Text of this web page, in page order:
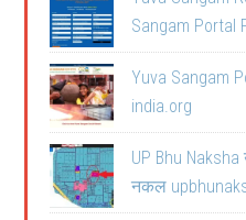
Sangam Portal
Yuva Sangam
india.org
UP Bhu
नकल